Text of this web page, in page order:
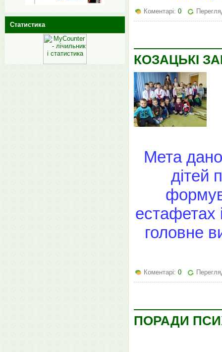
Коментарі: 0
КОЗАЦЬКІ
Мета
дітей
естафетах
головне
Коментарі: 0
ПОРАДИ
Статистика